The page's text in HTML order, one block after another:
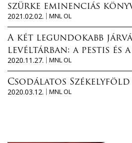
szürke eminenciás
2021.02.02.
MNL OL
A két legundokabb
levéltárban: a pestis és
2020.11.27.
MNL OL
Csodálatos Székelyföld
2020.03.12.
MNL OL